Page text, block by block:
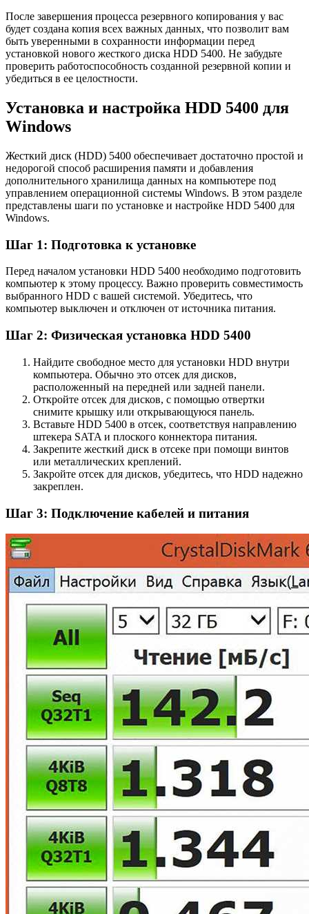
После завершения процесса резервного копирования у вас
будет создана копия всех важных данных, что позволит вам
быть уверенными в сохранности информации перед
установкой нового жесткого диска HDD 5400. Не забудьте
проверить работоспособность созданной резервной копии и
убедиться в ее целостности.
Установка и настройка HDD 5400 для
Windows
Жесткий диск (HDD) 5400 обеспечивает достаточно простой и
недорогой способ расширения памяти и добавления
дополнительного хранилища данных на компьютере под
управлением операционной системы Windows. В этом разделе
представлены шаги по установке и настройке HDD 5400 для
Windows.
Шаг 1: Подготовка к установке
Перед началом установки HDD 5400 необходимо подготовить
компьютер к этому процессу. Важно проверить совместимость
выбранного HDD с вашей системой. Убедитесь, что
компьютер выключен и отключен от источника питания.
Шаг 2: Физическая установка HDD 5400
Найдите свободное место для установки HDD внутри
компьютера. Обычно это отсек для дисков,
расположенный на передней или задней панели.
Откройте отсек для дисков, с помощью отвертки
снимите крышку или открывающуюся панель.
Вставьте HDD 5400 в отсек, соответствуя направлению
штекера SATA и плоского коннектора питания.
Закрепите жесткий диск в отсеке при помощи винтов
или металлических креплений.
Закройте отсек для дисков, убедитесь, что HDD надежно
закреплен.
Шаг 3: Подключение кабелей и питания